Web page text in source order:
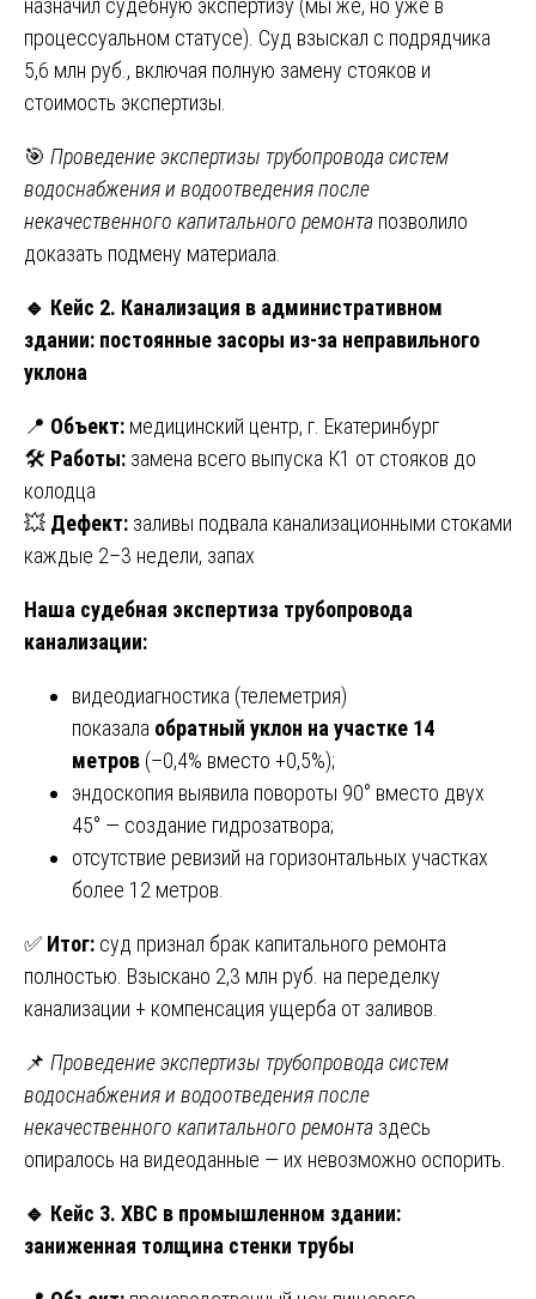
назначил судебную экспертизу (мы же, но уже в
процессуальном статусе). Суд взыскал с подрядчика
5,6 млн руб., включая полную замену стояков и
стоимость экспертизы.
🎯 Проведение экспертизы трубопровода систем
водоснабжения и водоотведения после
некачественного капитального ремонта позволило
доказать подмену материала.
🔹 Кейс 2. Канализация в административном
здании: постоянные засоры из-за неправильного
уклона
📍 Объект: медицинский центр, г. Екатеринбург
🛠 Работы: замена всего выпуска К1 от стояков до
колодца
💥 Дефект: заливы подвала канализационными стоками
каждые 2–3 недели, запах
Наша судебная экспертиза трубопровода
канализации:
видеодиагностика (телеметрия)
показала обратный уклон на участке 14
метров (–0,4% вместо +0,5%);
эндоскопия выявила повороты 90° вместо двух
45° — создание гидрозатвора;
отсутствие ревизий на горизонтальных участках
более 12 метров.
✅ Итог: суд признал брак капитального ремонта
полностью. Взыскано 2,3 млн руб. на переделку
канализации + компенсация ущерба от заливов.
📌 Проведение экспертизы трубопровода систем
водоснабжения и водоотведения после
некачественного капитального ремонта здесь
опиралось на видеоданные — их невозможно оспорить.
🔹 Кейс 3. ХВС в промышленном здании:
заниженная толщина стенки трубы